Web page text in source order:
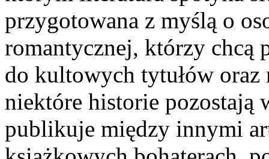
przygotowana z myślą o
romantycznej, którzy chcą
do kultowych tytułów
niektóre historie pozostają
publikuje między innymi